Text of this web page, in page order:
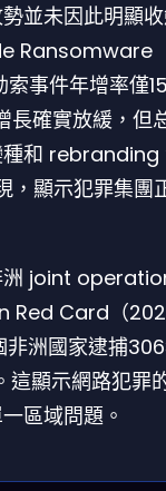
並未因此明顯
Ransomware
事件年增率僅
長確實放緩，但
種和 rebranding
，顯示犯罪集團
洲 joint
Red Card（
非洲國家逮捕
這顯示網路犯罪
區域問題。